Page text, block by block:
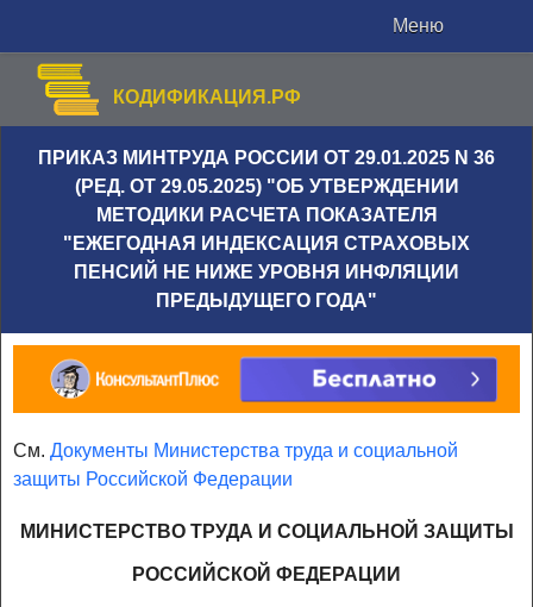
Меню
КОДИФИКАЦИЯ.РФ
ПРИКАЗ МИНТРУДА РОССИИ ОТ 29.01.2025 N 36
(РЕД. ОТ 29.05.2025) "ОБ УТВЕРЖДЕНИИ
МЕТОДИКИ РАСЧЕТА ПОКАЗАТЕЛЯ
"ЕЖЕГОДНАЯ ИНДЕКСАЦИЯ СТРАХОВЫХ
ПЕНСИЙ НЕ НИЖЕ УРОВНЯ ИНФЛЯЦИИ
ПРЕДЫДУЩЕГО ГОДА"
См. Документы Министерства труда и социальной
защиты Российской Федерации
МИНИСТЕРСТВО ТРУДА И СОЦИАЛЬНОЙ ЗАЩИТЫ
РОССИЙСКОЙ ФЕДЕРАЦИИ